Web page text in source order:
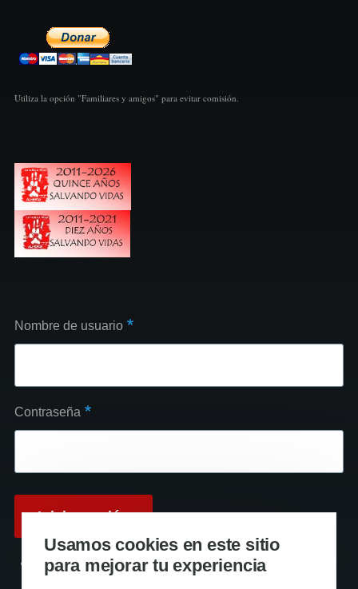
Utiliza la opción "Familiares y amigos" para evitar comisión.
Nombre de usuario
Contraseña
Reinicializar su contraseña
Usamos cookies en este sitio
para mejorar tu experiencia